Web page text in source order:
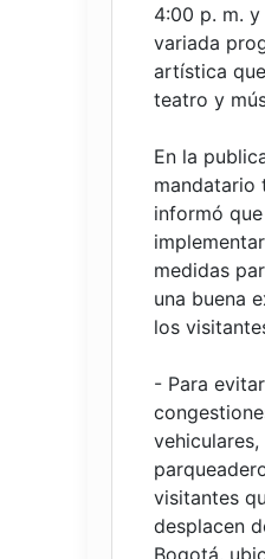
4:00 p. m.
variada
artística
teatro y
En la
mandatario
informó
medidas
una buena
los
- Para evitar
visitantes
desplacen
Bogotá,